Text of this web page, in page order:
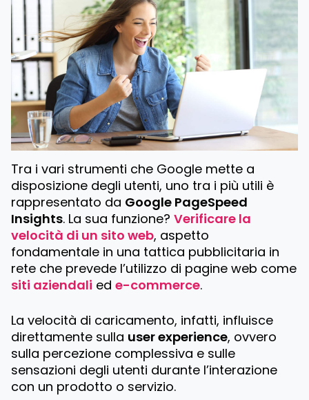
Tra i vari strumenti che Google mette a
disposizione degli utenti, uno tra i più utili è
rappresentato da Google PageSpeed
Insights. La sua funzione?Verificare la
velocità di un sito web, aspetto
fondamentale in una tattica pubblicitaria in
rete che prevede l’utilizzo di pagine web come
siti aziendali ede-commerce.
La velocità di caricamento, infatti, influisce
direttamente sulla user experience, ovvero
sulla percezione complessiva e sulle
sensazioni degli utenti durante l’interazione
con un prodotto o servizio.